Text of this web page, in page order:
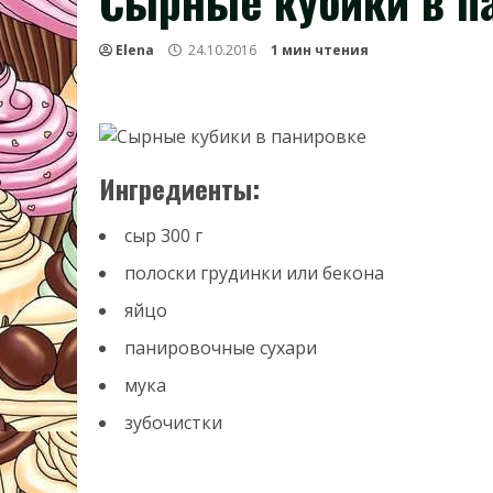
Elena 24.10.2016 1 мин чтения
Ингредиенты:
сыр 300 г
полоски грудинки или бекона
яйцо
панировочные сухари
мука
зубочистки